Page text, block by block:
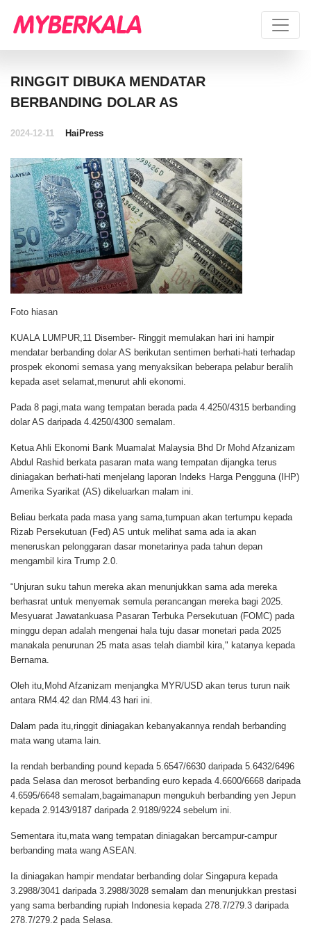
RINGGIT DIBUKA MENDATAR
BERBANDING DOLAR AS
2024-12-11 HaiPress
Foto hiasan
KUALA LUMPUR,11 Disember- Ringgit memulakan hari ini hampir
mendatar berbanding dolar AS berikutan sentimen berhati-hati terhadap
prospek ekonomi semasa yang menyaksikan beberapa pelabur beralih
kepada aset selamat,menurut ahli ekonomi.
Pada 8 pagi,mata wang tempatan berada pada 4.4250/4315 berbanding
dolar AS daripada 4.4250/4300 semalam.
Ketua Ahli Ekonomi Bank Muamalat Malaysia Bhd Dr Mohd Afzanizam
Abdul Rashid berkata pasaran mata wang tempatan dijangka terus
diniagakan berhati-hati menjelang laporan Indeks Harga Pengguna (IHP)
Amerika Syarikat (AS) dikeluarkan malam ini.
Beliau berkata pada masa yang sama,tumpuan akan tertumpu kepada
Rizab Persekutuan (Fed) AS untuk melihat sama ada ia akan
meneruskan pelonggaran dasar monetarinya pada tahun depan
mengambil kira Trump 2.0.
“Unjuran suku tahun mereka akan menunjukkan sama ada mereka
berhasrat untuk menyemak semula perancangan mereka bagi 2025.
Mesyuarat Jawatankuasa Pasaran Terbuka Persekutuan (FOMC) pada
minggu depan adalah mengenai hala tuju dasar monetari pada 2025
manakala penurunan 25 mata asas telah diambil kira," katanya kepada
Bernama.
Oleh itu,Mohd Afzanizam menjangka MYR/USD akan terus turun naik
antara RM4.42 dan RM4.43 hari ini.
Dalam pada itu,ringgit diniagakan kebanyakannya rendah berbanding
mata wang utama lain.
Ia rendah berbanding pound kepada 5.6547/6630 daripada 5.6432/6496
pada Selasa dan merosot berbanding euro kepada 4.6600/6668 daripada
4.6595/6648 semalam,bagaimanapun mengukuh berbanding yen Jepun
kepada 2.9143/9187 daripada 2.9189/9224 sebelum ini.
Sementara itu,mata wang tempatan diniagakan bercampur-campur
berbanding mata wang ASEAN.
Ia diniagakan hampir mendatar berbanding dolar Singapura kepada
3.2988/3041 daripada 3.2988/3028 semalam dan menunjukkan prestasi
yang sama berbanding rupiah Indonesia kepada 278.7/279.3 daripada
278.7/279.2 pada Selasa.